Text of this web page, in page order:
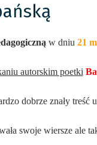
w dniu 21
autorskim poetki
dobrze znały treść
swoje wiersze ale